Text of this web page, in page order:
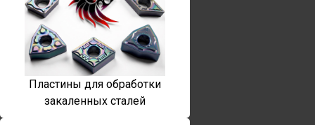
Пластины для обработки
закаленных сталей